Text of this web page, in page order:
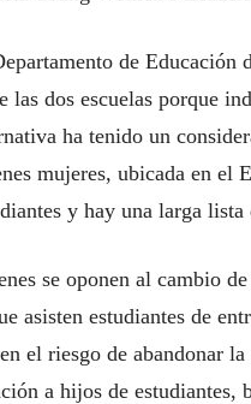
de Educación
las dos escuelas porque
ha tenido un
mujeres, ubicada en el
y hay una larga lista
se oponen al cambio
asisten estudiantes de
el riesgo de abandonar
a hijos de